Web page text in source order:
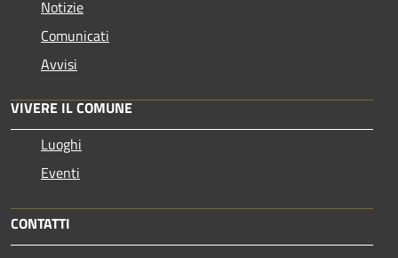
Notizie
Comunicati
Avvisi
VIVERE IL COMUNE
Luoghi
Eventi
CONTATTI